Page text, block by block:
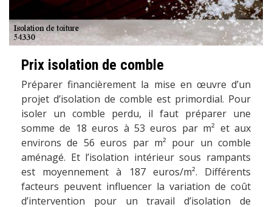
Prix isolation de comble
Préparer financièrement la mise en œuvre d’un
projet d’isolation de comble est primordial. Pour
isoler un comble perdu, il faut préparer une
somme de 18 euros à 53 euros par m² et aux
environs de 56 euros par m² pour un comble
aménagé. Et l’isolation intérieur sous rampants
est moyennement à 187 euros/m². Différents
facteurs peuvent influencer la variation de coût
d’intervention pour un travail d’isolation de